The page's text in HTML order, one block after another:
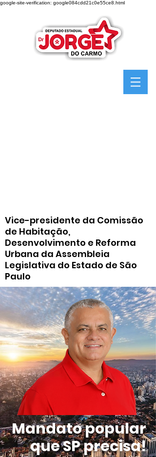
google-site-verification: google084cdd21c0e55ce8.html
Vice-presidente da Comissão
de Habitação,
Desenvolvimento e Reforma
Urbana da Assembleia
Legislativa do Estado de São
Paulo
Mandato popular
que SP precisa!